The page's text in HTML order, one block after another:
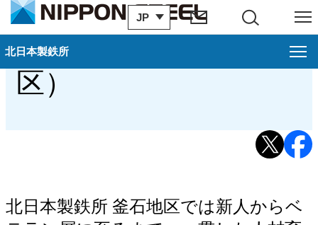
JP
サイト内検索 メニュー
北日本製鉄所 閉じ
北日本製鉄所
釜石地区案内
諸制度紹介（釜石地
区）
北日本製鉄所 釜石地区では新人からベ